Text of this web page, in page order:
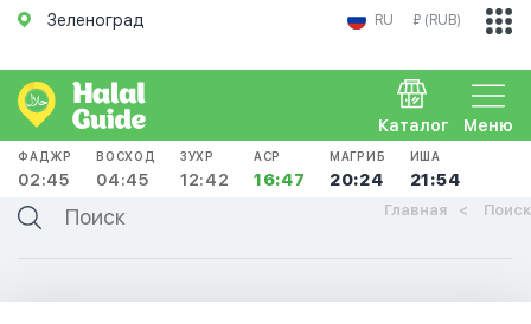
Зеленоград RU ₽ (RUB)
Меню
Каталог
ФАДЖР
02:45
ВОСХОД
04:45
ЗУХР
12:42
АСР
16:47
МАГРИБ
20:24
ИША
21:54
Главная Поиск